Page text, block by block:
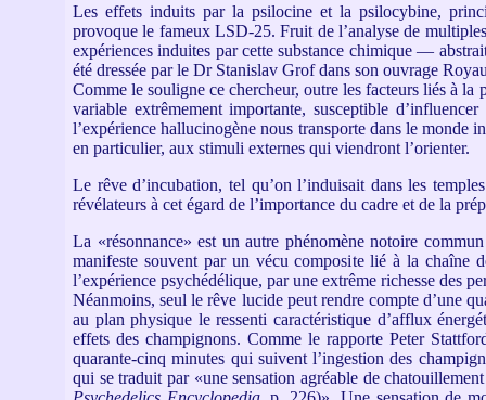
Les effets induits par la psilocine et la psilocybine,
provoque le fameux LSD-25. Fruit de l’analyse de
expériences induites par cette substance chimique —
été dressée par le Dr Stanislav Grof dans son ouvrage
Comme le souligne ce chercheur, outre les facteurs liés à
variable extrêmement importante, susceptible
l’expérience hallucinogène nous transporte dans le monde
en particulier, aux stimuli externes qui viendront l’orienter.
Le rêve d’incubation, tel qu’on l’induisait dans les
révélateurs à cet égard de l’importance du cadre et de la
La «résonnance» est un autre phénomène notoire
manifeste souvent par un vécu composite lié à la chaîne
l’expérience psychédélique, par une extrême richesse des
Néanmoins, seul le rêve lucide peut rendre compte d’une
au plan physique le ressenti caractéristique d’afflux
effets des champignons. Comme le rapporte Peter
quarante-cinq minutes qui suivent l’ingestion des
qui se traduit par «une sensation agréable de